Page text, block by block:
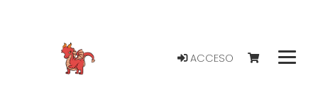
ACCESO